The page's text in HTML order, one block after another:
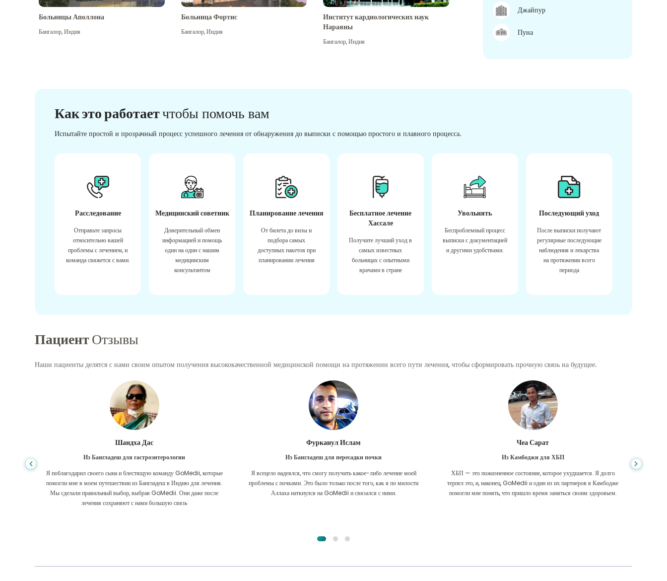
Больницы Аполлона
Бангалор,Индия
Больница Фортис
Бангалор,Индия
Институт кардиологических наук
Нараяны
Бангалор,Индия
Джайпур
Пуна
Как это работаетчтобы помочь вам
Испытайте простой и прозрачный процесс успешного лечения от обнаружения до выписки с помощью простого и плавного процесса.
Расследование
Отправьте запросы
относительно вашей
проблемы с лечением, и
команда свяжется с вами.
Медицинский советник
Доверительный обмен
информацией и помощь
один на один с нашим
медицинским
консультантом
Планирование лечения
От билета до визы и
подбора самых
доступных пакетов при
планировании лечения
Бесплатное лечение
Хассале
Получите лучший уход в
самых известных
больницах с опытными
врачами в стране
Увольнять
Беспроблемный процесс
выписки с документацией
и другими удобствами.
Последующий уход
После выписки получают
регулярные последующие
наблюдения и лекарства
на протяжении всего
периода
ПациентОтзывы
Наши пациенты делятся с нами своим опытом получения высококачественной медицинской помощи на протяжении всего пути лечения, чтобы сформировать прочную связь на будущее.
Шандха Дас
Из Бангладеш для гастроэнтерологии
Я поблагодарил своего сына и блестящую команду GoMedii, которые
помогли мне в моем путешествии из Бангладеш в Индию для лечения.
Мы сделали правильный выбор, выбрав GoMedii. Они даже после
лечения сохраняют с нами большую связь
Фурканул Ислам
Из Бангладеш для пересадки почки
Я всецело надеялся, что смогу получить какое-либо лечение моей
проблемы с почками. Это было только после того, как я по милости
Аллаха наткнулся на GoMedii и связался с ними.
Чеа Сарат
Из Камбоджи для ХБП
ХБП — это пожизненное состояние, которое ухудшается. Я долго
терпел это, и, наконец, GoMedii и один из их партнеров в Камбодже
помогли мне понять, что пришло время заняться своим здоровьем.